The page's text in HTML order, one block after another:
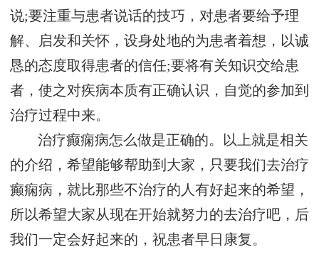
说;要注重与患者说话的技巧，对患者要给予理
解、启发和关怀，设身处地的为患者着想，以诚
恳的态度取得患者的信任;要将有关知识交给患
者，使之对疾病本质有正确认识，自觉的参加到
治疗过程中来。
治疗癫痫病怎么做是正确的。以上就是相关
的介绍，希望能够帮助到大家，只要我们去治疗
癫痫病，就比那些不治疗的人有好起来的希望，
所以希望大家从现在开始就努力的去治疗吧，后
我们一定会好起来的，祝患者早日康复。